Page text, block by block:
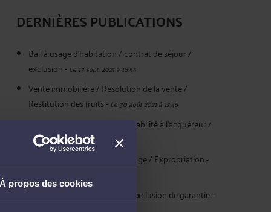
À propos des cookies
DERNIÈRES PUBLICATIONS
Bail à usage d'habitation / contrat de séjour /
exclusion-Le 13 sept. 2021 à 18:55
Vente immobilière / Résolution de la vente /
Restitution des fruits-Le 30 août 2021 à 12:46
Propriété / Servitude / Opposabilité à l'acquéreur /
Conditions-Le 12 mai 2021 à 17:53
Propriété / Servitude de passage / Expropriation-
Construction / Assurances / Exclusion de garantie-